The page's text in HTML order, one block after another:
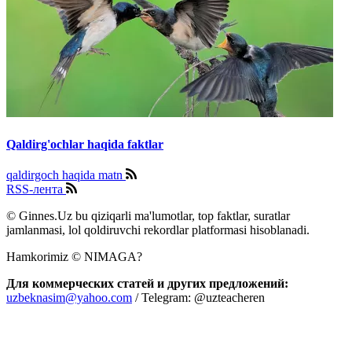
Qaldirg'ochlar haqida faktlar
qaldirgoch haqida matn
RSS-лента
© Ginnes.Uz bu qiziqarli ma'lumotlar, top faktlar, suratlar
jamlanmasi, lol qoldiruvchi rekordlar platformasi hisoblanadi.
Hamkorimiz © NIMAGA?
Для коммерческих статей и других предложений:
uzbeknasim@yahoo.com / Telegram: @uzteacheren